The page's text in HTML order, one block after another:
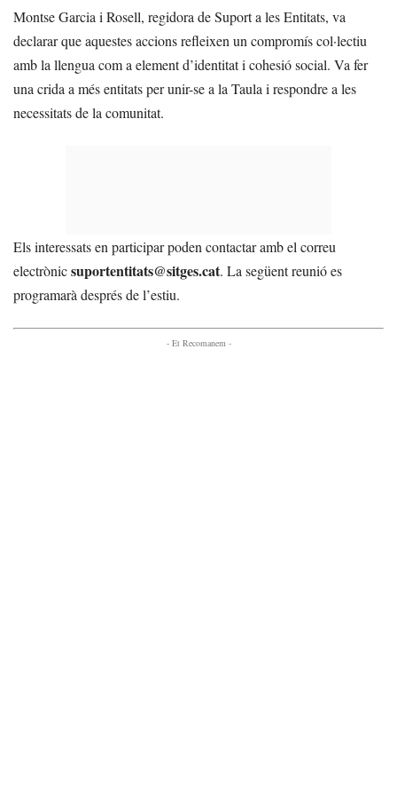
Montse Garcia i Rosell, regidora de Suport a les Entitats, va
declarar que aquestes accions refleixen un compromís col·lectiu
amb la llengua com a element d’identitat i cohesió social. Va fer
una crida a més entitats per unir-se a la Taula i respondre a les
necessitats de la comunitat.
Els interessats en participar poden contactar amb el correu
electrònicsuportentitats@sitges.cat. La següent reunió es
programarà després de l’estiu.
- Et Recomanem -